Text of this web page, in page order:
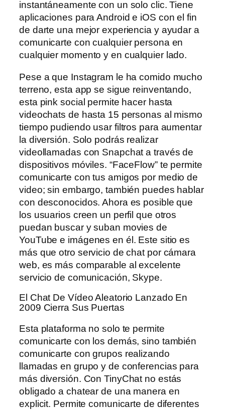
instantáneamente con un solo clic. Tiene
aplicaciones para Android e iOS con el fin
de darte una mejor experiencia y ayudar a
comunicarte con cualquier persona en
cualquier momento y en cualquier lado.
Pese a que Instagram le ha comido mucho
terreno, esta app se sigue reinventando,
esta pink social permite hacer hasta
videochats de hasta 15 personas al mismo
tiempo pudiendo usar filtros para aumentar
la diversión. Solo podrás realizar
videollamadas con Snapchat a través de
dispositivos móviles. “FaceFlow” te permite
comunicarte con tus amigos por medio de
video; sin embargo, también puedes hablar
con desconocidos. Ahora es posible que
los usuarios creen un perfil que otros
puedan buscar y suban movies de
YouTube e imágenes en él. Este sitio es
más que otro servicio de chat por cámara
web, es más comparable al excelente
servicio de comunicación, Skype.
El Chat De Vídeo Aleatorio Lanzado En
2009 Cierra Sus Puertas
Esta plataforma no solo te permite
comunicarte con los demás, sino también
comunicarte con grupos realizando
llamadas en grupo y de conferencias para
más diversión. Con TinyChat no estás
obligado a chatear de una manera en
explicit. Permite comunicarte de diferentes